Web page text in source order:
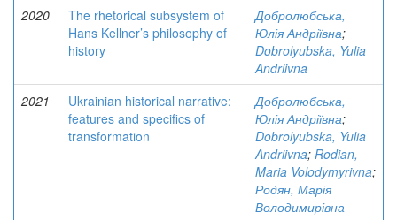
2020
The rhetorical subsystem of
Hans Kellner’s philosophy of
history
Добролюбська,
Юлія Андріївна;
Dobrolyubska, Yulia
Andriivna
2021
Ukrainian historical narrative:
features and specifics of
transformation
Добролюбська,
Юлія Андріївна;
Dobrolyubska, Yulia
Andriivna; Rodian,
Maria Volodymyrivna;
Родян, Марія
Володимирівна